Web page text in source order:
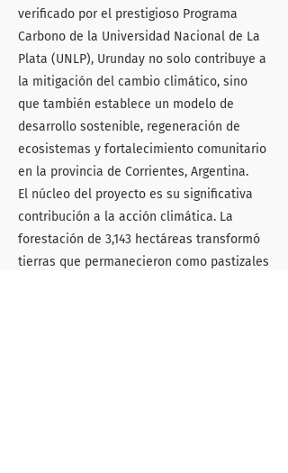
verificado por el prestigioso Programa
Carbono de la Universidad Nacional de La
Plata (UNLP), Urunday no solo contribuye a
la mitigación del cambio climático, sino
que también establece un modelo de
desarrollo sostenible, regeneración de
ecosistemas y fortalecimiento comunitario
en la provincia de Corrientes, Argentina.
El núcleo del proyecto es su significativa
contribución a la acción climática. La
forestación de 3,143 hectáreas transformó
tierras que permanecieron como pastizales